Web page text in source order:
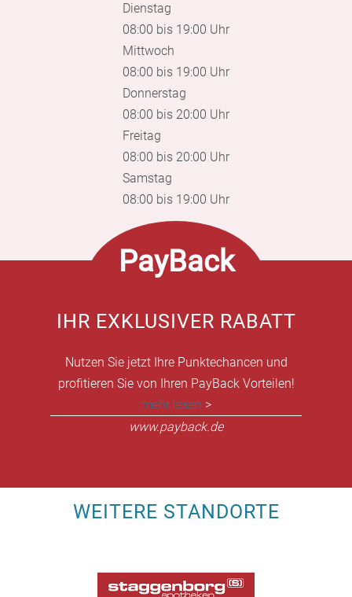
Dienstag
08:00 bis 19:00 Uhr
Mittwoch
08:00 bis 19:00 Uhr
Donnerstag
08:00 bis 20:00 Uhr
Freitag
08:00 bis 20:00 Uhr
Samstag
08:00 bis 19:00 Uhr
PayBack
IHR EXKLUSIVER RABATT
Nutzen Sie jetzt Ihre Punktechancen und
profitieren Sie von Ihren PayBack Vorteilen!
mehr lesen >
www.payback.de
WEITERE STANDORTE